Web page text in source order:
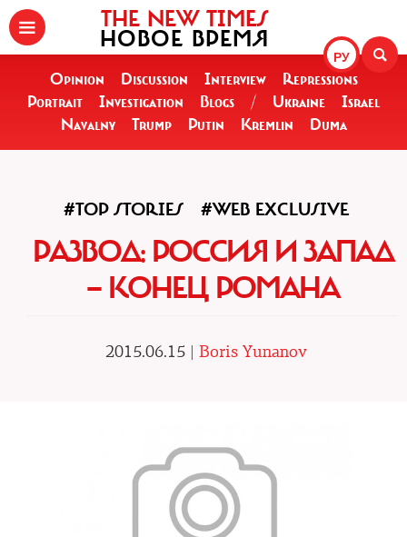
РУ
THE NEW TIMES
НОВОЕ ВРЕМЯ
Opinion Discussion Interview
Repressions
Portrait
Investigation Blogs / Ukraine
Israel
Navalny
Trump Putin Kremlin Duma
#TOP STORIES #WEB EXCLUSIVE
РАЗВОД: РОССИЯ И ЗАПАД
— КОНЕЦ РОМАНА
2015.06.15 | Boris Yunanov